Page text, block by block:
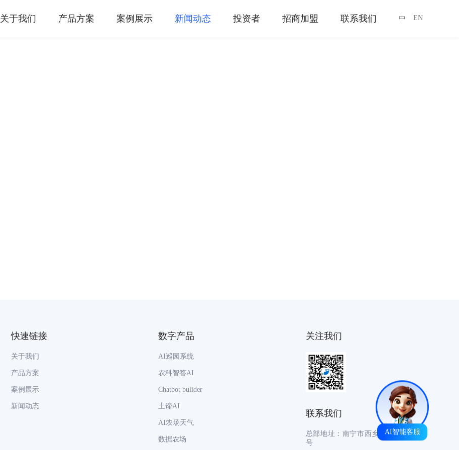
关于我们 产品方案 案例展示 新闻动态 投资者 招商加盟 联系我们 中 EN
快速链接
关于我们
产品方案
案例展示
新闻动态
数字产品
AI巡园系统
农科智答AI
Chatbot bulider
土谛AI
AI农场天气
数据农场
关注我们
联系我们
总部地址：南宁市西乡塘区永林路90
号
AI智能客服